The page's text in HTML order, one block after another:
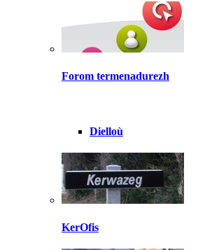
Forom termenadurezh
Dielloù
KerOfis